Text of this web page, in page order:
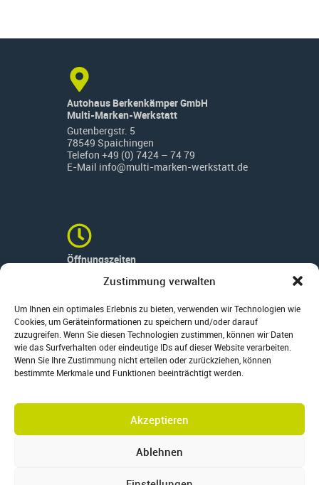
Zustimmung verwalten
Um Ihnen ein optimales Erlebnis zu bieten, verwenden wir Technologien wie
Cookies, um Geräteinformationen zu speichern und/oder darauf
zuzugreifen. Wenn Sie diesen Technologien zustimmen, können wir Daten
wie das Surfverhalten oder eindeutige IDs auf dieser Website verarbeiten.
Wenn Sie Ihre Zustimmung nicht erteilen oder zurückziehen, können
bestimmte Merkmale und Funktionen beeinträchtigt werden.
Akzeptieren
Ablehnen
Autohaus Berkenkämper GmbH
Multi-Marken-Werkstatt
Gutenbergstr. 5
78549 Spaichingen
Telefon +49 (0) 7424 – 74 79
E-Mail info@multi-marken-werkstatt.de
Öffnungszeiten
Montag – Freitag
08:00 – 12:00 Uhr
Samstag nach Vereinbarung
Wir über uns
Datenschutzerklärung
Cookie-Richtlinie (EU)